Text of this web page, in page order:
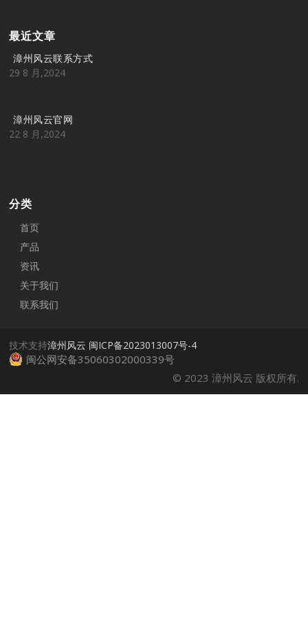
最近文章
漳州风云联系方式
29 8 月,2024
漳州风云官网
22 8 月,2024
分类
首页
产品
资讯
关于我们
联系我们
技术支持漳州风云 闽ICP备2023013007号-4
闽公网安备35060302000339号
© 2023 漳州风云 版权所有.